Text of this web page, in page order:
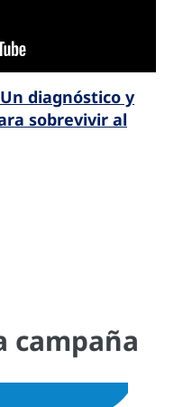
diagnóstico y
sobrevivir al
campaña